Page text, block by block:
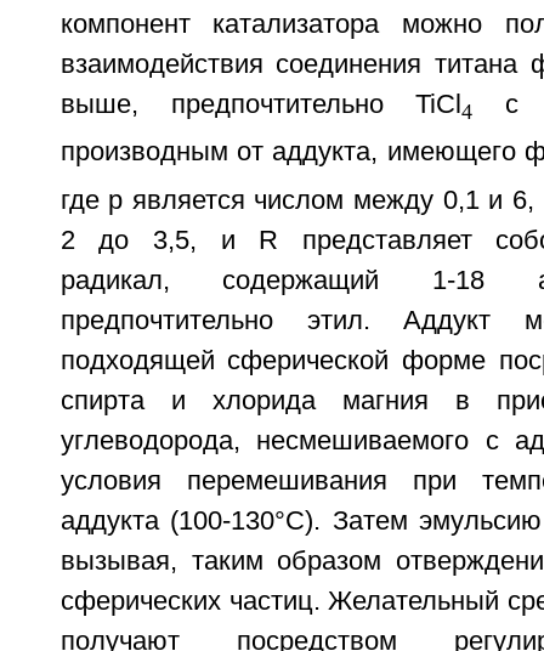
компонент катализатора можно
взаимодействия соединения
выше, предпочтительно TiCl 4
с
производным от аддукта, имеющего
где p является числом между 0,1 и 6,
2 до 3,5, и R представляет
радикал, содержащий 1-18
предпочтительно этил. Аддукт
подходящей сферической форме
спирта и хлорида магния в
углеводорода, несмешиваемого с
условия перемешивания при
аддукта (100-130°С). Затем
вызывая, таким образом
сферических частиц. Желательный
получают посредством